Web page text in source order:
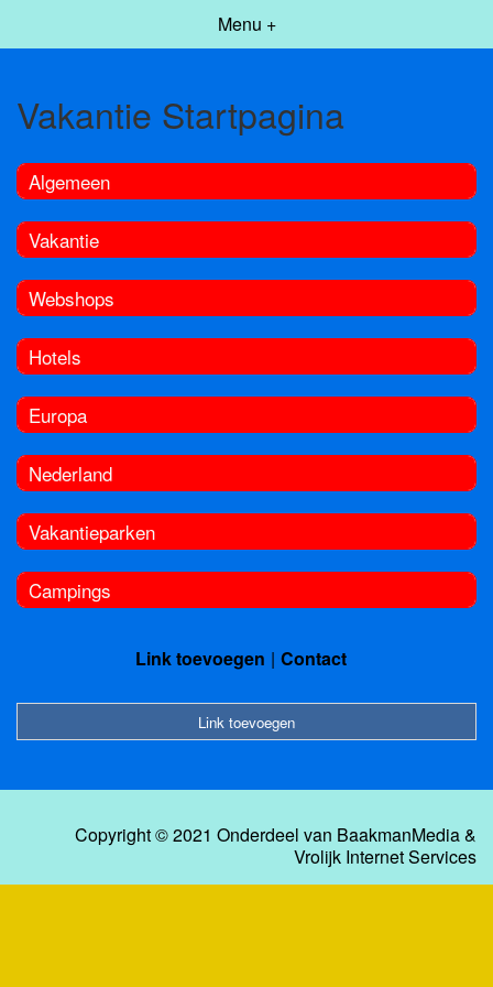
Menu +
Vakantie Startpagina
Algemeen
Vakantie
Webshops
Hotels
Europa
Nederland
Vakantieparken
Campings
Link toevoegen Contact
Link toevoegen
Copyright © 2021 Onderdeel van BaakmanMedia&
Vrolijk Internet Services